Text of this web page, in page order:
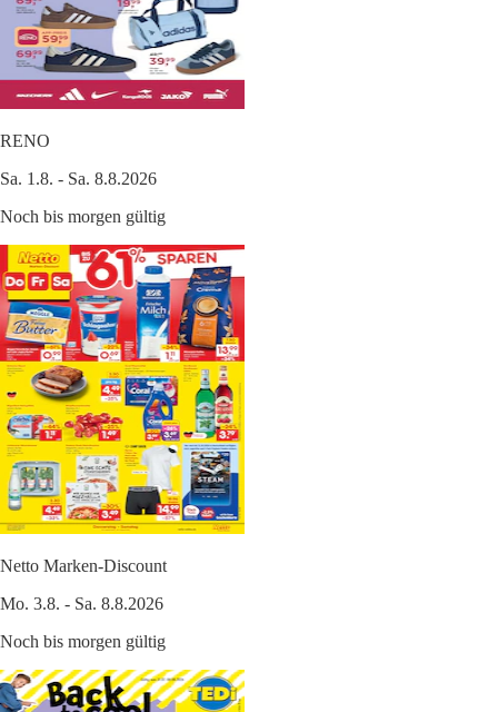
RENO
Sa. 1.8. - Sa. 8.8.2026
Noch bis morgen gültig
Netto Marken-Discount
Mo. 3.8. - Sa. 8.8.2026
Noch bis morgen gültig